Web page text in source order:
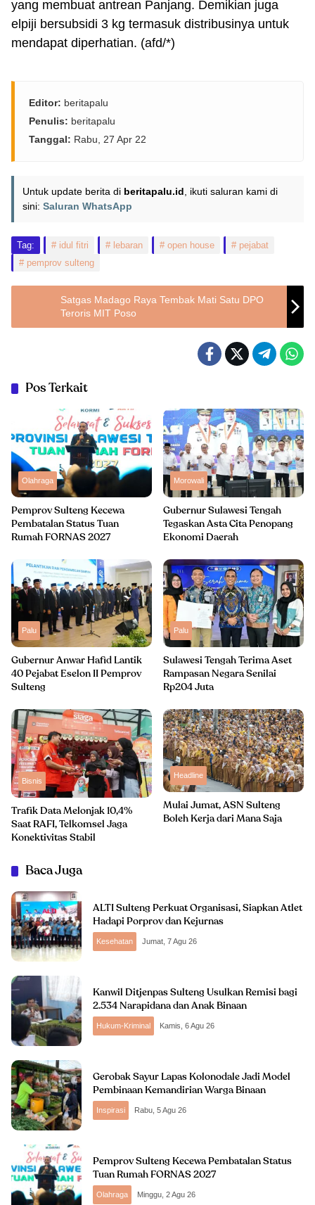
yang membuat antrean Panjang. Demikian juga
elpiji bersubsidi 3 kg termasuk distribusinya untuk
mendapat diperhatian. (afd/*)
Editor: beritapalu
Penulis: beritapalu
Tanggal: Rabu, 27 Apr 22
Untuk update berita di beritapalu.id , ikuti saluran kami di
sini: Saluran WhatsApp
Tag: idul fitri lebaran open house
pejabat
pemprov sulteng
Satgas Madago Raya Tembak Mati Satu DPO
Teroris MIT Poso
Pos Terkait
Olahraga
Pemprov Sulteng Kecewa
Pembatalan Status Tuan
Rumah FORNAS 2027
Morowali
Gubernur Sulawesi Tengah
Tegaskan Asta Cita Penopang
Ekonomi Daerah
Palu
Gubernur Anwar Hafid Lantik
40 Pejabat Eselon II Pemprov
Sulteng
Palu
Sulawesi Tengah Terima Aset
Rampasan Negara Senilai
Rp204 Juta
Bisnis
Trafik Data Melonjak 10,4%
Saat RAFI, Telkomsel Jaga
Konektivitas Stabil
Headline
Mulai Jumat, ASN Sulteng
Boleh Kerja dari Mana Saja
Baca Juga
ALTI Sulteng Perkuat Organisasi, Siapkan Atlet
Hadapi Porprov dan Kejurnas
Kesehatan Jumat, 7 Agu 26
Kanwil Ditjenpas Sulteng Usulkan Remisi bagi
2.534 Narapidana dan Anak Binaan
Hukum-Kriminal Kamis, 6 Agu 26
Gerobak Sayur Lapas Kolonodale Jadi Model
Pembinaan Kemandirian Warga Binaan
Inspirasi Rabu, 5 Agu 26
Pemprov Sulteng Kecewa Pembatalan Status
Tuan Rumah FORNAS 2027
Olahraga Minggu, 2 Agu 26